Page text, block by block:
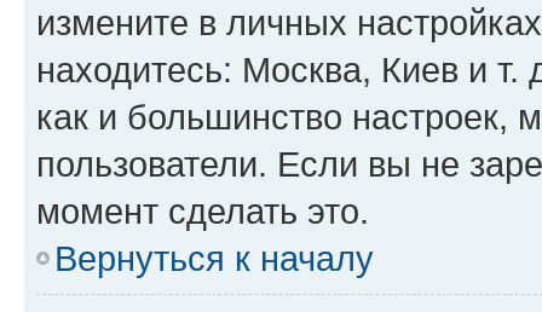
измените в личных
находитесь: Москва, Киев и т.
как и большинство настроек,
пользователи. Если вы не
момент сделать это.
Вернуться к началу